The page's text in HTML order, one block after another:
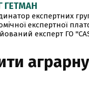
ГЕТМАН
експертних
експертної
експерт ГО
аграрну